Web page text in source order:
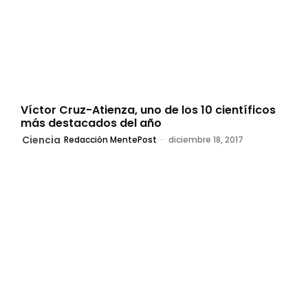
Víctor Cruz-Atienza, uno de los 10 científicos
más destacados del año
Ciencia Redacción MentePost - diciembre 18, 2017